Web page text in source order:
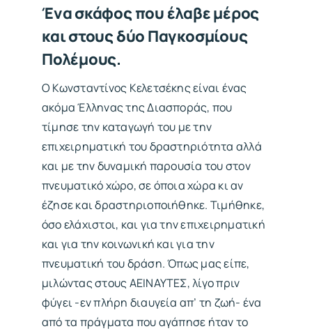
Ένα σκάφος που έλαβε μέρος
και στους δύο Παγκοσμίους
Πολέμους.
Ο Κωνσταντίνος Κελετσέκης είναι ένας
ακόμα Έλληνας της Διασποράς, που
τίμησε την καταγωγή του με την
επιχειρηματική του δραστηριότητα αλλά
και με την δυναμική παρουσία του στον
πνευματικό χώρο, σε όποια χώρα κι αν
έζησε και δραστηριοποιήθηκε. Τιμήθηκε,
όσο ελάχιστοι, και για την επιχειρηματική
και για την κοινωνική και για την
πνευματική του δράση. Όπως μας είπε,
μιλώντας στους ΑΕΙΝΑΥΤΕΣ, λίγο πριν
φύγει -εν πλήρη διαυγεία απ’ τη ζωή- ένα
από τα πράγματα που αγάπησε ήταν το